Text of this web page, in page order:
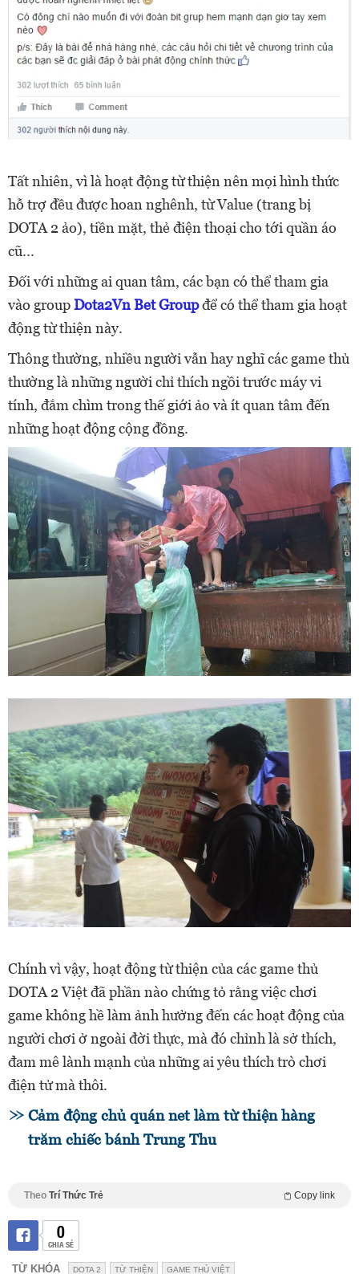
Tất nhiên, vì là hoạt động từ thiện nên mọi hình thức
hỗ trợ đều được hoan nghênh, từ Value (trang bị
DOTA 2 ảo), tiền mặt, thẻ điện thoại cho tới quần áo
cũ...
Đối với những ai quan tâm, các bạn có thể tham gia
vào groupDota2Vn Bet Groupđể có thể tham gia hoạt
động từ thiện này.
Thông thường, nhiều người vẫn hay nghĩ các game thủ
thường là những người chỉ thích ngồi trước máy vi
tính, đắm chìm trong thế giới ảo và ít quan tâm đến
những hoạt động cộng đồng.
Chính vì vậy, hoạt động từ thiện của các game thủ
DOTA 2 Việt đã phần nào chứng tỏ rằng việc chơi
game không hề làm ảnh hưởng đến các hoạt động của
người chơi ở ngoài đời thực, mà đó chỉnh là sở thích,
đam mê lành mạnh của những ai yêu thích trò chơi
điện tử mà thôi.
Cảm động chủ quán net làm từ thiện hàng
trăm chiếc bánh Trung Thu
Theo Trí Thức Trẻ Copy link
0
CHIA SẺ
TỪ KHÓA DOTA 2 TỪ THIỆN GAME THỦ VIỆT